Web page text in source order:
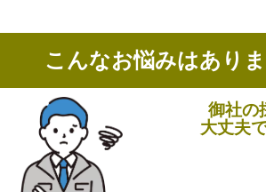
こんなお悩みはあり
御社の
大丈夫